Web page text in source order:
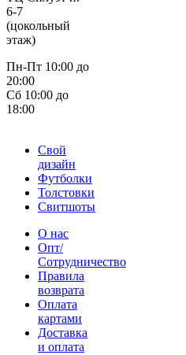
6-7
(цокольный
этаж)
Пн-Пт 10:00 до
20:00
Сб 10:00 до
18:00
Свой
дизайн
Футболки
Толстовки
Свитшоты
О нас
Опт/
Сотрудничество
Правила
возврата
Оплата
картами
Доставка
и оплата